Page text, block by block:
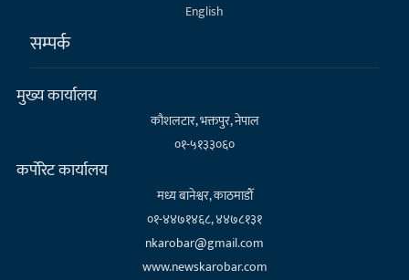
English
सम्पर्क
मुख्य कार्यालय
कौशलटार, भक्तपुर, नेपाल
०१-५१३३०६०
कर्पाेरेट कार्यालय
मध्य बानेश्वर, काठमाडौँ
०१-४४७१४६८, ४४७८१३१
nkarobar@gmail.com
www.newskarobar.com